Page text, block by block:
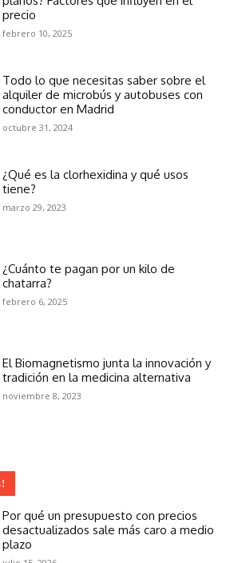
precio
febrero 10, 2025
Todo lo que necesitas saber sobre el
alquiler de microbús y autobuses con
conductor en Madrid
octubre 31, 2024
¿Qué es la clorhexidina y qué usos
tiene?
marzo 29, 2023
¿Cuánto te pagan por un kilo de
chatarra?
febrero 6, 2025
El Biomagnetismo junta la innovación y
tradición en la medicina alternativa
noviembre 8, 2023
Por qué un presupuesto con precios
desactualizados sale más caro a medio
plazo